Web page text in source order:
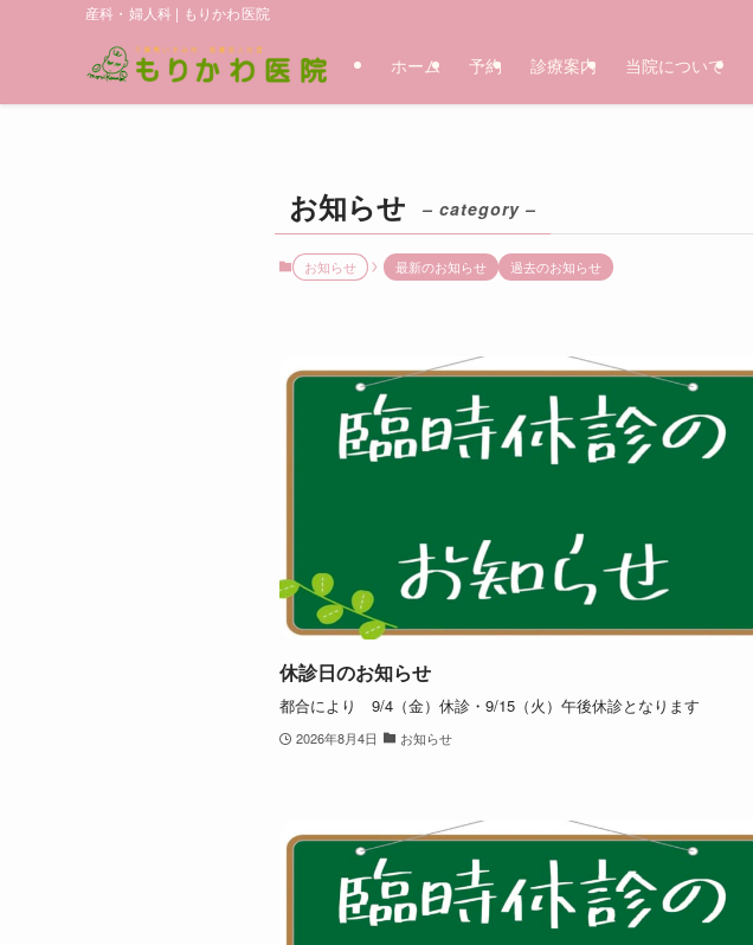
産科・婦人科 | もりかわ医院
ホーム 予約 診療案内 当院について
お知らせ – category –
お知らせ 最新のお知らせ 過去のお知らせ
休診日のお知らせ
都合により 9/4（金）休診・9/15（火）午後休診となります
2026年8月4日 お知らせ